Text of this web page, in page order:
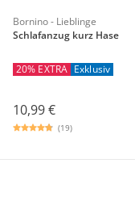
Bornino - Lieblinge
Schlafanzug kurz Hase
20% EXTRA Exklusiv
10,99 €
(19)